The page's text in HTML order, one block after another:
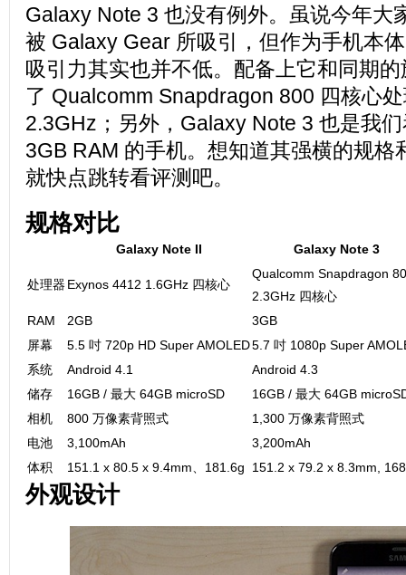
Galaxy Note 3 也没有例外。虽说今年大
被 Galaxy Gear 所吸引，但作为手机本
吸引力其实也并不低。配备上它和同期
了 Qualcomm Snapdragon 800 四核心
2.3GHz；另外，Galaxy Note 3 也是我
3GB RAM 的手机。想知道其强横的规格
就快点跳转看评测吧。
规格对比
Galaxy Note II Galaxy Note 3
处理器 Exynos 4412 1.6GHz 四核心
Qualcomm Snapdragon
2.3GHz 四核心
RAM
2GB
3GB
屏幕
5.5 吋 720p HD Super AMOLED5.7 吋 1080p Super
系统
Android 4.1
Android 4.3
储存
16GB / 最大 64GB microSD
16GB / 最大 64GB
相机
800 万像素背照式
1,300 万像素背照式
电池
3,100mAh
3,200mAh
体积
151.1 x 80.5 x 9.4mm、181.6g 151.2 x 79.2 x 8.3mm,
外观设计